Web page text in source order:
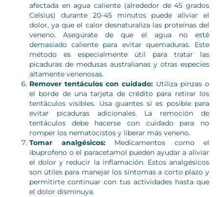
afectada en agua caliente (alrededor de 45 grados
Celsius) durante 20-45 minutos puede aliviar el
dolor, ya que el calor desnaturaliza las proteínas del
veneno. Asegúrate de que el agua no esté
demasiado caliente para evitar quemaduras. Este
método es especialmente útil para tratar las
picaduras de medusas australianas y otras especies
altamente venenosas.
Remover tentáculos con cuidado: Utiliza pinzas o
el borde de una tarjeta de crédito para retirar los
tentáculos visibles. Usa guantes si es posible para
evitar picaduras adicionales. La remoción de
tentáculos debe hacerse con cuidado para no
romper los nematocistos y liberar más veneno.
Tomar analgésicos:Medicamentos como el
ibuprofeno o el paracetamol pueden ayudar a aliviar
el dolor y reducir la inflamación. Estos analgésicos
son útiles para manejar los síntomas a corto plazo y
permitirte continuar con tus actividades hasta que
el dolor disminuya.